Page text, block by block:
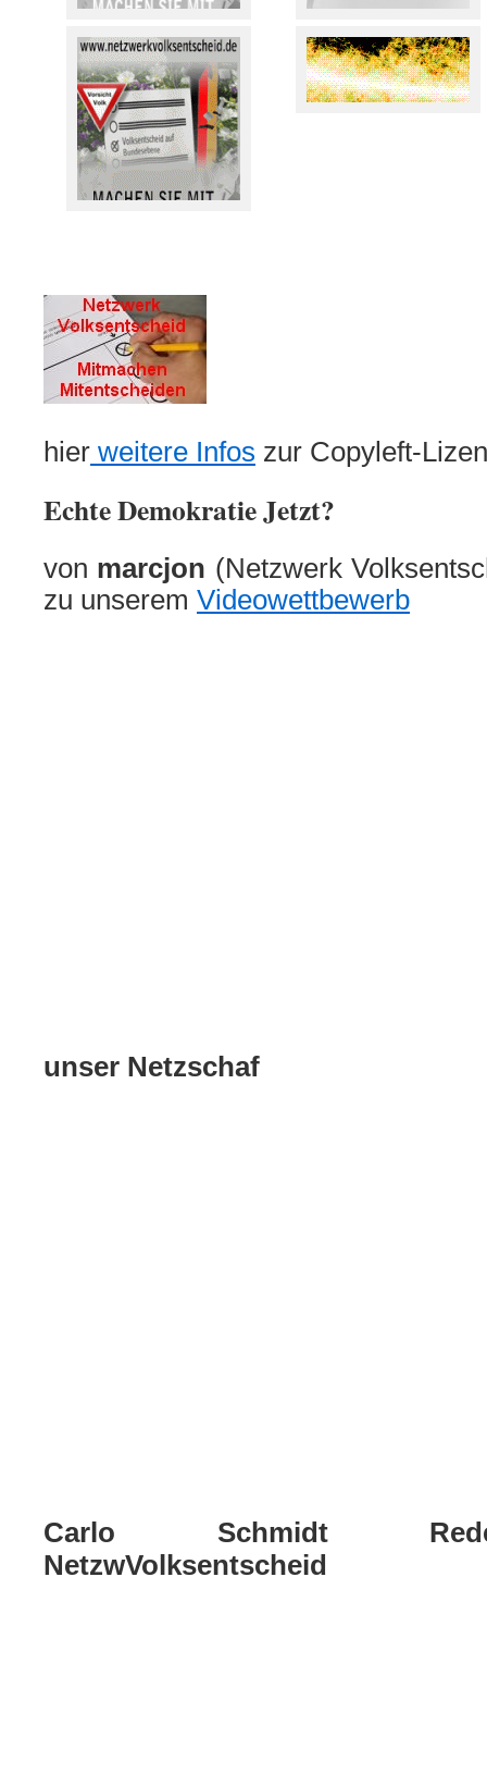
hier weitere Infos zur Copyleft-
Echte Demokratie Jetzt?
von marcjon (Netzwerk
zu unserem Videowettbewerb
unser Netzschaf
Carlo Schmidt
NetzwVolksentscheid